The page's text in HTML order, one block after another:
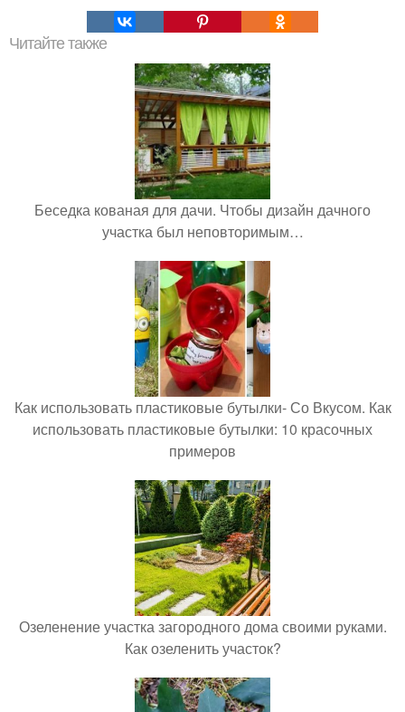
Читайте также
Беседка кованая для дачи. Чтобы дизайн дачного
участка был неповторимым…
Как использовать пластиковые бутылки- Со Вкусом. Как
использовать пластиковые бутылки: 10 красочных
примеров
Озеленение участка загородного дома своими руками.
Как озеленить участок?